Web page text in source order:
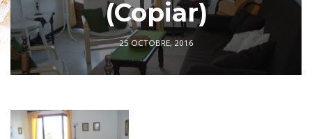
(Copiar)
25 OCTOBRE, 2016